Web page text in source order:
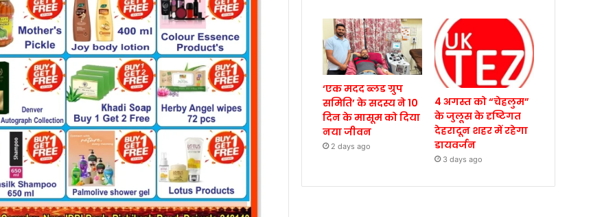
‘एक मदद ब्लड ग्रुप
समिति’ के सदस्य ने 10
दिन के मासूम को दिया
नया जीवन
2 days ago
4 अगस्त को “चेहलुम”
के जुलूस के दृष्टिगत
देहरादून शहर में रहेगा
डायवर्जन
3 days ago